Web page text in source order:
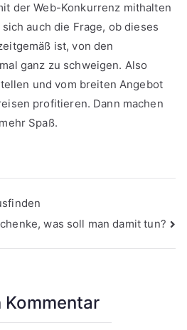
der Web-Konkurrenz mithalten
auch die Frage, ob dieses
ist, von den
ganz zu schweigen. Also
und vom breiten Angebot
profitieren. Dann machen
Spaß.
was soll man damit tun?
Kommentar